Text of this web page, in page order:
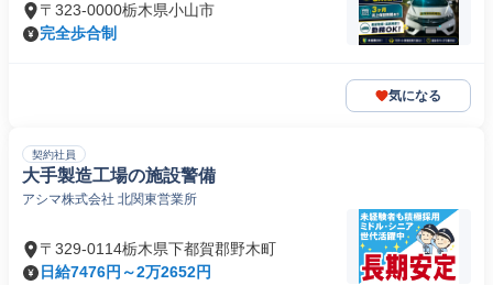
〒323-0000栃木県小山市
完全歩合制
気になる
契約社員
大手製造工場の施設警備
アシマ株式会社 北関東営業所
〒329-0114栃木県下都賀郡野木町
日給7476円～2万2652円